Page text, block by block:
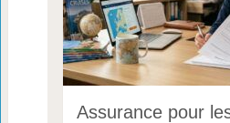
Assurance pour